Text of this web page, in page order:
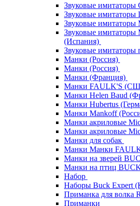
Звуковые
Звуковые
Звуковые имитаторы
Звуковые
(Испания)
Звуковые имитаторы
Манки (Россия)
Манки (Россия)
Манки (Франция)
Манки FAULK'S
Манки Helen Baud
Манки Hubertus
Манки Mankoff
Манки акриловые
Манки акриловые
Манки для собак
Манки Манки
Манки на зверей
Манки на птиц
Набор
Наборы Buck Expert
Приманка для волка
Приманки